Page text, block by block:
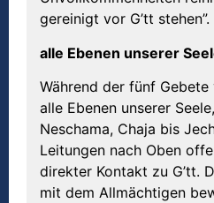
gereinigt vor G’tt stehen”.
alle Ebenen unserer
Während der fünf
alle Ebenen unserer
Neschama, Chaja bis
Leitungen nach Oben
direkter Kontakt zu G’tt.
mit dem Allmächtigen